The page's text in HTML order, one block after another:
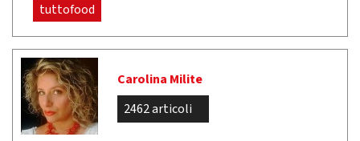
tuttofood
Carolina Milite
2462 articoli